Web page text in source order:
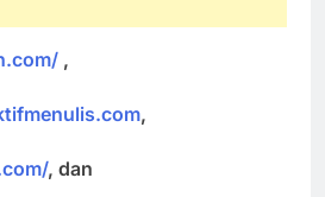
,
,
, dan